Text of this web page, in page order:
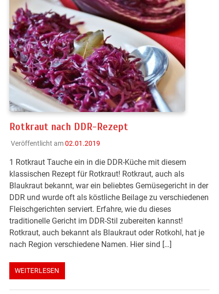
Rotkraut nach DDR-Rezept
Veröffentlicht am02.01.2019
1 Rotkraut Tauche ein in die DDR-Küche mit diesem
klassischen Rezept für Rotkraut! Rotkraut, auch als
Blaukraut bekannt, war ein beliebtes Gemüsegericht in der
DDR und wurde oft als köstliche Beilage zu verschiedenen
Fleischgerichten serviert. Erfahre, wie du dieses
traditionelle Gericht im DDR-Stil zubereiten kannst!
Rotkraut, auch bekannt als Blaukraut oder Rotkohl, hat je
nach Region verschiedene Namen. Hier sind […]
WEITERLESEN